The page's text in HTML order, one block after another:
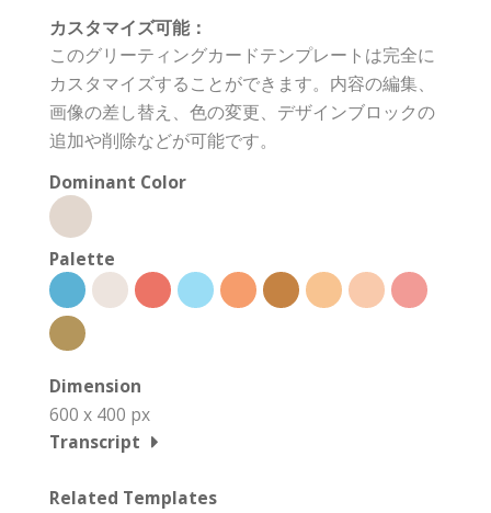
カスタマイズ可能：
このグリーティングカードテンプレートは完全に
カスタマイズすることができます。内容の編集、
画像の差し替え、色の変更、デザインブロックの
追加や削除などが可能です。
Dominant Color
Palette
Dimension
600 x 400 px
Transcript
Related Templates